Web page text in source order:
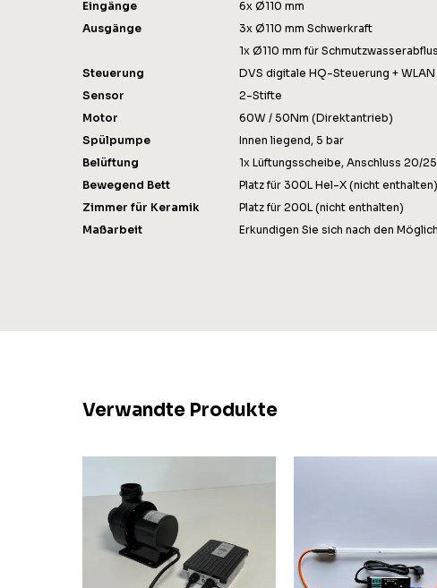
Eingänge
6x Ø110 mm
Ausgänge
3x Ø110 mm Schwerkraft
1x Ø110 mm für
Steuerung
DVS digitale HQ-Steuerung + WLAN
Sensor
2-Stifte
Motor
60W / 50Nm (Direktantrieb)
Spülpumpe
Innen liegend, 5 bar
Belüftung
1x Lüftungsscheibe, Anschluss 20/25
Bewegend Bett
Platz für 300L Hel-X (nicht enthalten)
Zimmer für Keramik
Platz für 200L (nicht enthalten)
Maßarbeit
Erkundigen Sie sich nach den
Verwandte Produkte